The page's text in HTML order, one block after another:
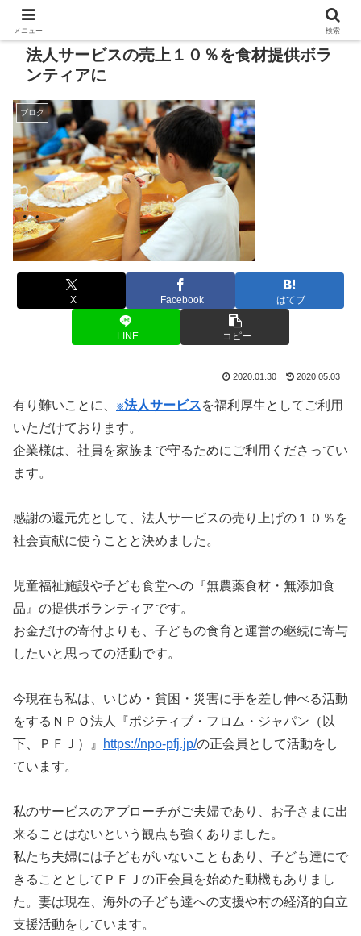
法人サービスの売上１０％を食材提供ボラ
ンティアに
ブログ
X Facebook はてブ
LINE コピー
2020.01.30 2020.05.03
有り難いことに、 ※法人サービスを福利厚生としてご利用
いただけております。
企業様は、社員を家族まで守るためにご利用くださってい
ます。
感謝の還元先として、法人サービスの売り上げの１０％を
社会貢献に使うことと決めました。
児童福祉施設や子ども食堂への『無農薬食材・無添加食
品』の提供ボランティアです。
お金だけの寄付よりも、子どもの食育と運営の継続に寄与
したいと思っての活動です。
今現在も私は、いじめ・貧困・災害に手を差し伸べる活動
をするＮＰＯ法人『ポジティブ・フロム・ジャパン（以
下、ＰＦＪ）』
https://npo-pfj.jp/の正会員として活動をし
ています。
私のサービスのアプローチがご夫婦であり、お子さまに出
来ることはないという観点も強くありました。
私たち夫婦には子どもがいないこともあり、子ども達にで
きることとしてＰＦＪの正会員を始めた動機もありまし
た。妻は現在、海外の子ども達への支援や村の経済的自立
支援活動をしています。
メニュー 検索